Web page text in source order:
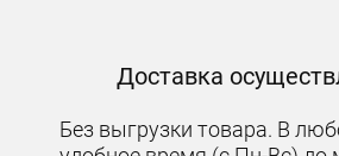
Доставка
Без выгрузки товара. В